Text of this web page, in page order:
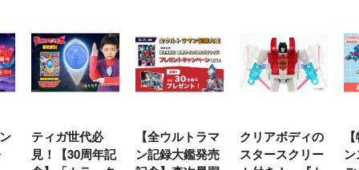
必
年記
【全ウルトラマ
ン記録大鑑発売
クリアボディの
スタースクリー
【特別編】トラ
ンスフォーマー